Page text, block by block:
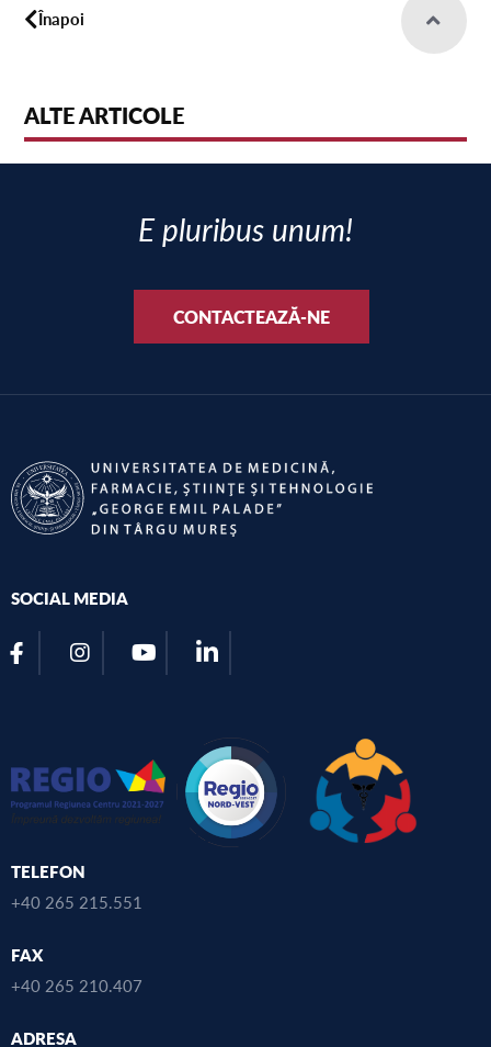
Înapoi
ALTE ARTICOLE
E pluribus unum!
CONTACTEAZĂ-NE
SOCIAL MEDIA
TELEFON
+40 265 215.551
FAX
+40 265 210.407
ADRESA